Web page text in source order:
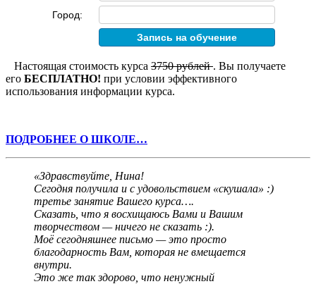
Город:
Настоящая стоимость курса 3750 рублей. Вы получаете
его БЕСПЛАТНО! при условии эффективного
использования информации курса.
ПОДРОБНЕЕ О ШКОЛЕ…
«Здравствуйте, Нина!
Сегодня получила и с удовольствием «скушала» :)
третье занятие Вашего курса….
Сказать, что я восхищаюсь Вами и Вашим
творчеством — ничего не сказать :).
Моё сегодняшнее письмо — это просто
благодарность Вам, которая не вмещается
внутри.
Это же так здорово, что ненужный